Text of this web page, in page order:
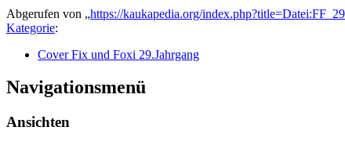
Abgerufen von „https://kaukapedia.org/
Kategorie:
Cover Fix und Foxi 29.Jahrgang
Navigationsmenü
Ansichten